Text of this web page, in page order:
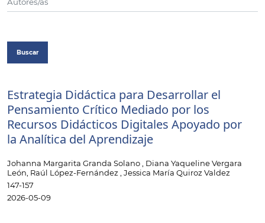
Buscar
Estrategia Didáctica para Desarrollar el
Pensamiento Crítico Mediado por los
Recursos Didácticos Digitales Apoyado por
la Analítica del Aprendizaje
Johanna Margarita Granda Solano , Diana Yaqueline Vergara
León, Raúl López-Fernández , Jessica María Quiroz Valdez
147-157
2026-05-09